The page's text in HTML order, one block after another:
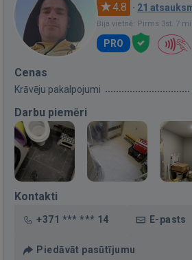
4.8 · 21
Bija vietnē: Pirms 3st. 7
PRO
Cenas
Krāvēju pakalpojumi
Darbu piemēri
Kontakti
+371 *** *** 14 E-pasts
Piedāvāt pasūtījumu